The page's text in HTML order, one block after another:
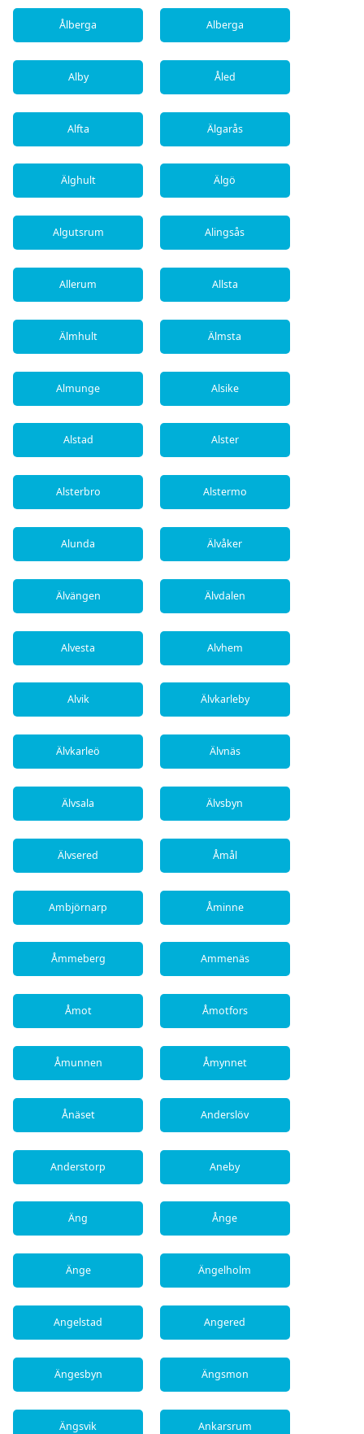
Ålberga Alberga
Alby Åled
Alfta Älgarås
Älghult Älgö
Algutsrum Alingsås
Allerum Allsta
Älmhult Älmsta
Almunge Alsike
Alstad Alster
Alsterbro Alstermo
Alunda Älvåker
Älvängen Älvdalen
Alvesta Alvhem
Alvik Älvkarleby
Älvkarleö Älvnäs
Älvsala Älvsbyn
Älvsered Åmål
Ambjörnarp Åminne
Åmmeberg Ammenäs
Åmot Åmotfors
Åmunnen Åmynnet
Ånäset Anderslöv
Anderstorp Aneby
Äng Ånge
Änge Ängelholm
Angelstad Angered
Ängesbyn Ängsmon
Ängsvik Ankarsrum